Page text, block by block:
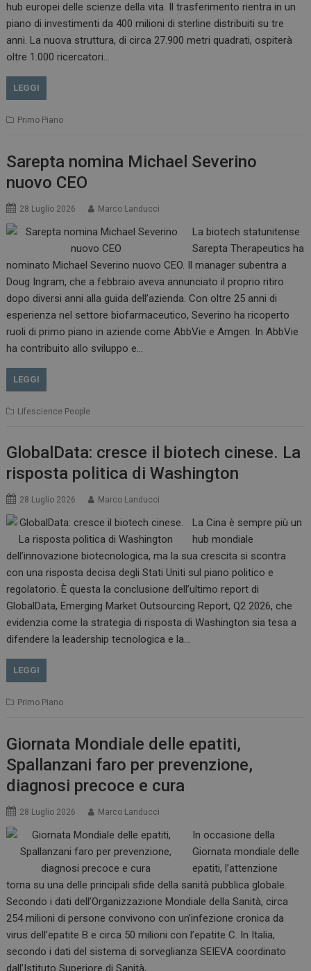
hub europei delle scienze della vita. Il trasferimento rientra in un
piano di investimenti da 400 milioni di sterline distribuiti su tre
anni. La nuova struttura, di circa 27.900 metri quadrati, ospiterà
oltre 1.000 ricercatori…
LEGGI
Primo Piano
Sarepta nomina Michael Severino
nuovo CEO
28 Luglio 2026 Marco Landucci
La biotech statunitense
Sarepta Therapeutics ha
nominato Michael Severino nuovo CEO. Il manager subentra a
Doug Ingram, che a febbraio aveva annunciato il proprio ritiro
dopo diversi anni alla guida dell’azienda. Con oltre 25 anni di
esperienza nel settore biofarmaceutico, Severino ha ricoperto
ruoli di primo piano in aziende come AbbVie e Amgen. In AbbVie
ha contribuito allo sviluppo e…
LEGGI
Lifescience People
GlobalData: cresce il biotech cinese. La
risposta politica di Washington
28 Luglio 2026 Marco Landucci
La Cina è sempre più un
hub mondiale
dell’innovazione biotecnologica, ma la sua crescita si scontra
con una risposta decisa degli Stati Uniti sul piano politico e
regolatorio. È questa la conclusione dell’ultimo report di
GlobalData, Emerging Market Outsourcing Report, Q2 2026, che
evidenzia come la strategia di risposta di Washington sia tesa a
difendere la leadership tecnologica e la…
LEGGI
Primo Piano
Giornata Mondiale delle epatiti,
Spallanzani faro per prevenzione,
diagnosi precoce e cura
28 Luglio 2026 Marco Landucci
In occasione della
Giornata mondiale delle
epatiti, l’attenzione
torna su una delle principali sfide della sanità pubblica globale.
Secondo i dati dell’Organizzazione Mondiale della Sanità, circa
254 milioni di persone convivono con un’infezione cronica da
virus dell’epatite B e circa 50 milioni con l’epatite C. In Italia,
secondo i dati del sistema di sorveglianza SEIEVA coordinato
dall’Istituto Superiore di Sanità,…